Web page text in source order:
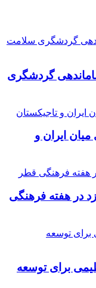
گردشگری
ایران و
در هفته فرهنگی
برای توسعه